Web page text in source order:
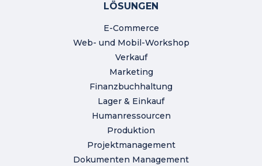
LÖSUNGEN
E-Commerce
Web- und Mobil-Workshop
Verkauf
Marketing
Finanzbuchhaltung
Lager & Einkauf
Humanressourcen
Produktion
Projektmanagement
Dokumenten Management